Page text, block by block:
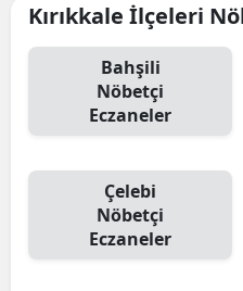
Kırıkkale İlçeleri
Bahşili
Nöbetçi
Eczaneler
Çelebi
Nöbetçi
Eczaneler